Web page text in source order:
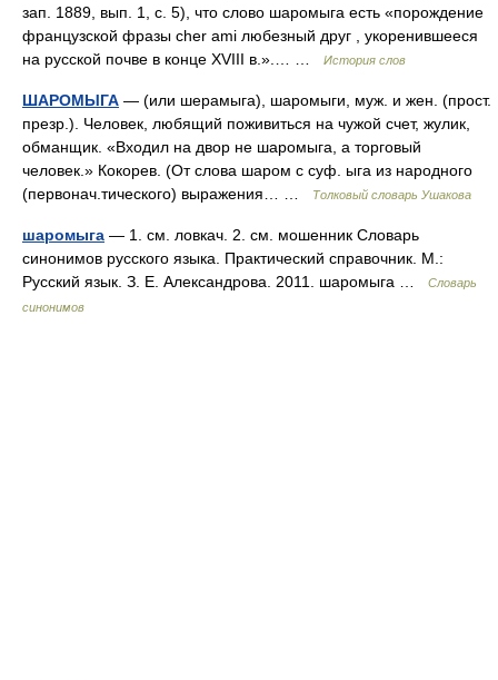
зап. 1889, вып. 1, с. 5), что слово шаромыга есть «порождение
французской фразы сher ami любезный друг , укоренившееся
на русской почве в конце XVIII в.».… …
История слов
ШАРОМЫГА — (или шерамыга), шаромыги, муж. и жен. (прост.
презр.). Человек, любящий поживиться на чужой счет, жулик,
обманщик. «Входил на двор не шаромыга, а торговый
человек.» Кокорев. (От слова шаром с суф. ыга из народного
(первонач.тического) выражения… …
Толковый словарь Ушакова
шаромыга — 1. см. ловкач. 2. см. мошенник Словарь
синонимов русского языка. Практический справочник. М.:
Русский язык. З. Е. Александрова. 2011. шаромыга …
Словарь
синонимов